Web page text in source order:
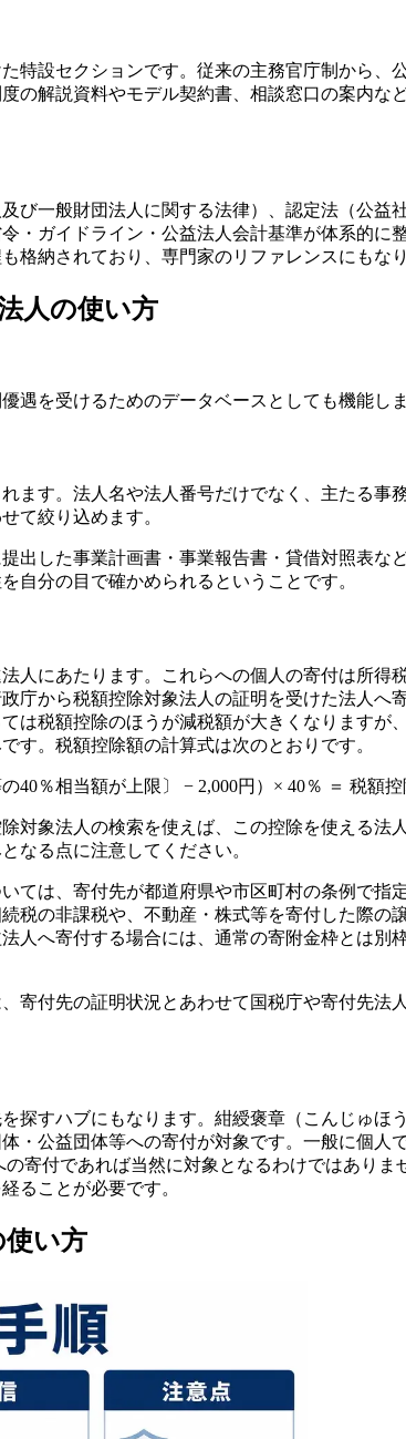
特設セクションです。従来の主務官庁制から、
の解説資料やモデル契約書、相談窓口の案内な
び一般財団法人に関する法律）、認定法（公益
・ガイドライン・公益法人会計基準が体系的に
格納されており、専門家のリファレンスにもなり
人の使い方
遇を受けるためのデータベースとしても機能しま
ます。法人名や法人番号だけでなく、主たる事
て絞り込めます。
出した事業計画書・事業報告書・貸借対照表な
自分の目で確かめられるということです。
人にあたります。これらへの個人の寄付は所得
庁から税額控除対象法人の証明を受けた法人へ
は税額控除のほうが減税額が大きくなりますが
す。税額控除額の計算式は次のとおりです。
40％相当額が上限〕 − 2,000円）× 40％ ＝ 税額
対象法人の検索を使えば、この控除を使える法
なる点に注意してください。
ては、寄付先が都道府県や市区町村の条例で指
税の非課税や、不動産・株式等を寄付した際の
人へ寄付する場合には、通常の寄附金枠とは別
寄付先の証明状況とあわせて国税庁や寄付先法
探すハブにもなります。紺綬褒章（こんじゅほ
・公益団体等への寄付が対象です。一般に個人
寄付であれば当然に対象となるわけではありま
ることが必要です。
使い方